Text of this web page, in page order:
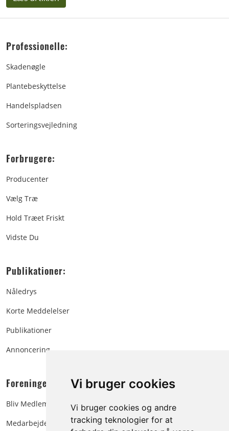
Vi bruger cookies
Vi bruger cookies og andre
tracking teknologier for at
Professionelle:
Skadenøgle
Plantebeskyttelse
Handelspladsen
Sorteringsvejledning
Forbrugere:
Producenter
Vælg Træ
Hold Træet Friskt
Vidste Du
Publikationer:
Nåledrys
Korte Meddelelser
Publikationer
Annoncering
Foreningen:
Bliv Medlem
Medarbejdere